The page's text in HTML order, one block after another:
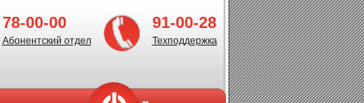
78-00-00
Абонентский отдел
91-00-28
Техподдержка